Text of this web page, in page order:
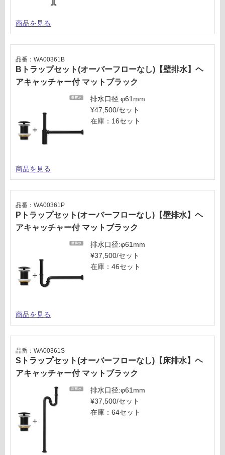
商品を見る
Bトラップセット(オーバーフローなし)【壁排水】ヘ
アキャッチャー付 マットブラック
品番：WA00361B
排水口径:φ61mm
¥47,500/セット
在庫：16セット
商品を見る
Pトラップセット(オーバーフローなし)【壁排水】ヘ
アキャッチャー付 マットブラック
品番：WA00361P
排水口径:φ61mm
¥37,500/セット
在庫：46セット
商品を見る
Sトラップセット(オーバーフローなし)【床排水】ヘ
アキャッチャー付 マットブラック
品番：WA00361S
排水口径:φ61mm
¥37,500/セット
在庫：64セット